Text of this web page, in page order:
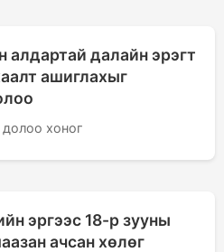
алдартай далайн эрэгт
ашиглахыг
долоо хоног
эргээс 18-р зууны
ачсан хөлөг